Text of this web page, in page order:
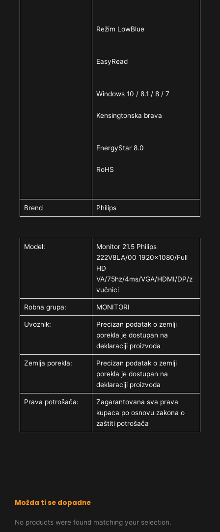
Režim LowBlue
EasyRead
Windows 10 / 8.1 / 8 / 7
Kensingtonska brava
EnergyStar 8.0
RoHS
Brend Philips
Model:
Monitor 21.5 Philips
222V8LA/00 1920×1080/Full
HD
VA/75hz/4ms/VGA/HDMI/DP/z
vučnici
Robna grupa: MONITORI
Uvoznik:
Precizan podatak o zemlji
porekla je dostupan na
deklaraciji proizvoda
Zemlja porekla:
Precizan podatak o zemlji
porekla je dostupan na
deklaraciji proizvoda
Prava potrošača:
Zagarantovana sva prava
kupaca po osnovu zakona o
zaštiti potrošača
Možda ti se dopadne
No products were found matching your selection.